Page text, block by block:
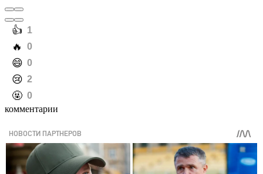
️👍 1
️🔥 0
️😄 0
️😢 2
️🤬 0
комментарии